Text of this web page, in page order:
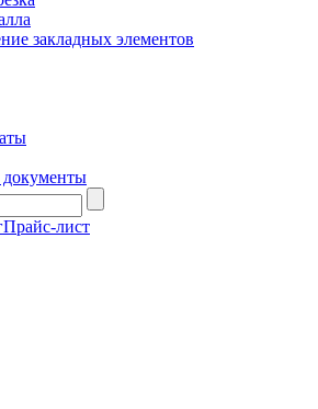
закладных элементов
Прайс-лист